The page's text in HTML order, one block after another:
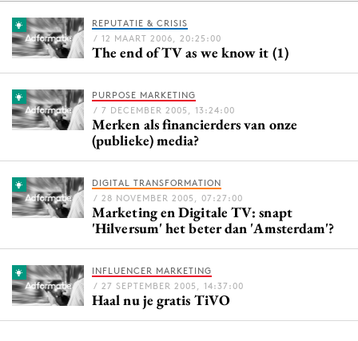
Menu
Home
9 sept: GenAI-training
12 nov: MarketingLive!
Events
Opleidingen
Academy
Partners
Topics
REPUTATIE & CRISIS
/ 12 MAART 2006, 20:25:00
The end of TV as we know it (1)
PURPOSE MARKETING
/ 7 DECEMBER 2005, 13:24:00
Merken als financierders van onze
(publieke) media?
DIGITAL TRANSFORMATION
/ 28 NOVEMBER 2005, 07:27:00
Marketing en Digitale TV: snapt
'Hilversum' het beter dan 'Amsterdam'?
INFLUENCER MARKETING
/ 27 SEPTEMBER 2005, 14:37:00
Haal nu je gratis TiVO